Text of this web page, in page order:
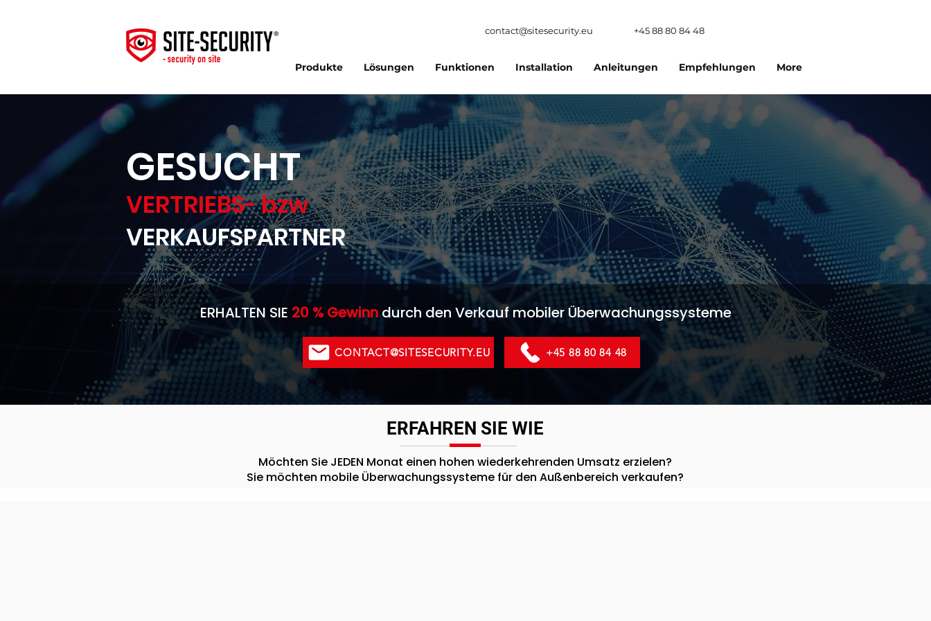
contact@sitesecurity.eu +45 88 80 84 48
Produkte Lösungen Funktionen Installation Anleitungen Empfehlungen More
GESUCHT
VERTRIEBS- bzw
VERKAUFSPARTNER
ERHALTEN SIE 20 % Gewinndurch den Verkauf mobiler Überwachungssysteme
CONTACT@SITESECURITY.EU +45 88 80 84 48
ERFAHREN SIE WIE
Möchten Sie JEDEN Monat einen hohen wiederkehrenden Umsatz erzielen?
Sie möchten mobile Überwachungssysteme für den Außenbereich verkaufen?